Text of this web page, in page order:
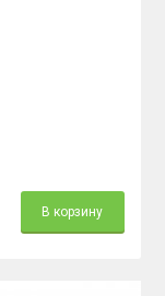
В корзину